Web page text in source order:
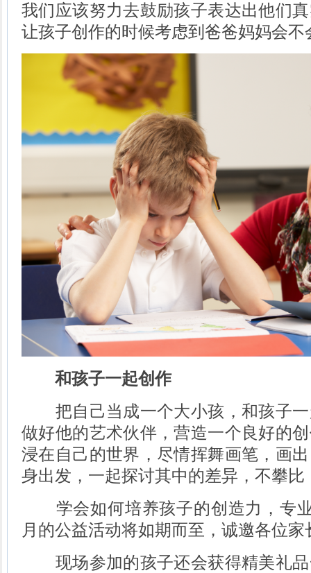
我们应该努力去鼓励孩子表达出他们
让孩子创作的时候考虑到爸爸妈妈会
和孩子一起创作
把自己当成一个大小孩，和孩子一
做好他的艺术伙伴，营造一个良好的
浸在自己的世界，尽情挥舞画笔，画
身出发，一起探讨其中的差异，不攀比
学会如何培养孩子的创造力，专
月的公益活动将如期而至，诚邀各位家
现场参加的孩子还会获得精美礼品